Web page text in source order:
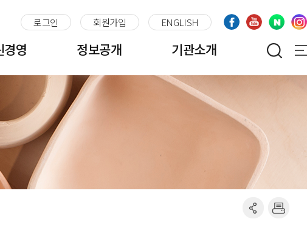
로그인 회원가입 ENGLISH
경영 정보공개 기관소개